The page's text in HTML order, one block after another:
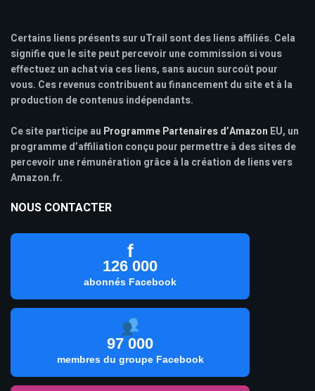
Certains liens présents sur uTrail sont des liens affiliés. Cela
signifie que le site peut percevoir une commission si vous
effectuez un achat via ces liens, sans aucun surcoût pour
vous. Ces revenus contribuent au financement du site et à la
production de contenus indépendants.
Ce site participe au Programme Partenaires d’Amazon EU, un
programme d’affiliation conçu pour permettre à des sites de
percevoir une rémunération grâce à la création de liens vers
Amazon.fr.
NOUS CONTACTER
f
126 000
abonnés Facebook
97 000
membres du groupe Facebook